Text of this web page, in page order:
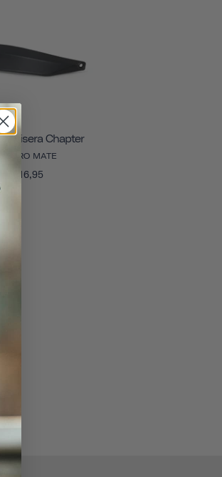
Visera Chapter
NEGRO MATE
€16,95